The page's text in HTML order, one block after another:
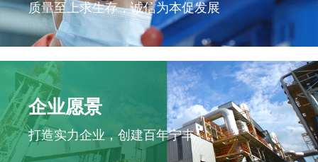
质量至上求生存，诚信为本促发展
企业愿景
打造实力企业，创建百年宁丰